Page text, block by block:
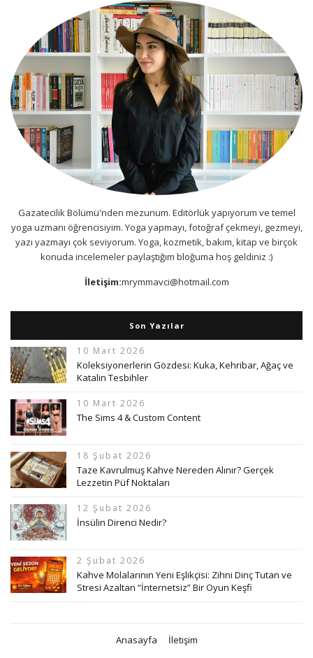
Gazatecilik Bölümü'nden mezunum. Editörlük yapıyorum ve temel
yoga uzmanı öğrencisiyim. Yoga yapmayı, fotoğraf çekmeyi, gezmeyi,
yazı yazmayı çok seviyorum. Yoga, kozmetik, bakım, kitap ve birçok
konuda incelemeler paylaştığım bloğuma hoş geldiniz :)
İletişim:mrymmavci@hotmail.com
Son Yazılar
10 Mart 2026
Koleksiyonerlerin Gözdesi: Kuka, Kehribar, Ağaç ve
Katalin Tesbihler
10 Mart 2026
The Sims 4 & Custom Content
18 Şubat 2026
Taze Kavrulmuş Kahve Nereden Alınır? Gerçek
Lezzetin Püf Noktaları
12 Şubat 2026
İnsülin Direnci Nedir?
2 Şubat 2026
Kahve Molalarının Yeni Eşlikçisi: Zihni Dinç Tutan ve
Stresi Azaltan “İnternetsiz” Bir Oyun Keşfi
Anasayfa İletişim